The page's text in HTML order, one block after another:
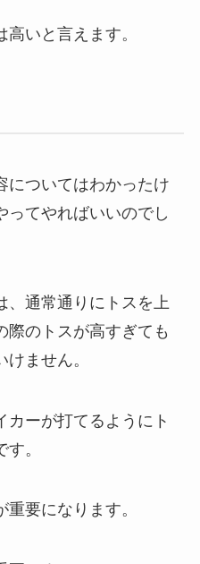
いと言えます。
についてはわかったけ
ってやればいいのでし
、通常通りにトスを上
際のトスが高すぎても
ません。
カーが打てるようにト
。
重要になります。